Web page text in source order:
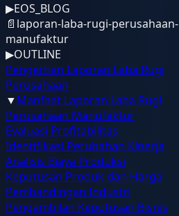
▶EOS_BLOG
📄 laporan-laba-rugi-perusahaan-
manufaktur
▶OUTLINE
Pengertian Laporan Laba Rugi
Perusahaan
▼Manfaat Laporan Laba Rugi
Perusahaan Manufaktur
Evaluasi Profitabilitas
Identifikasi Perubahan Kinerja
Analisis Biaya Produksi
Keputusan Produk dan Harga
Pembandingan Industri
Pengambilan Keputusan Bisnis